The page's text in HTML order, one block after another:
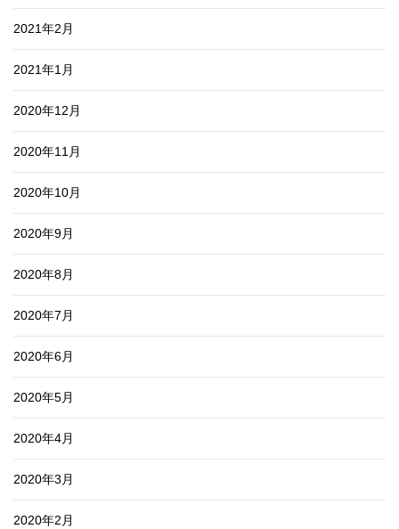
2021年2月
2021年1月
2020年12月
2020年11月
2020年10月
2020年9月
2020年8月
2020年7月
2020年6月
2020年5月
2020年4月
2020年3月
2020年2月